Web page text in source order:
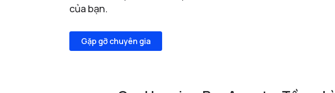
của bạn.
Gặp gỡ chuyên gia